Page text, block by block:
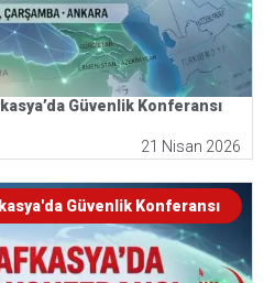
Güvenlik Konferansı
21 Nisan 2026
Güvenlik Konferansı